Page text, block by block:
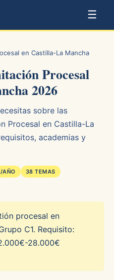
☰
en Castilla-La Mancha
Procesal
2026
sobre las
Procesal en Castilla-La
academias y
38 TEMAS
procesal en
C1. Requisito:
28.000€